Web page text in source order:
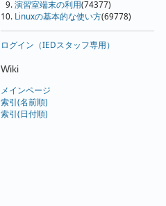
演習室端末の利用(74377)
Linuxの基本的な使い方(69778)
ログイン（IEDスタッフ専用）
Wiki
メインページ
索引(名前順)
索引(日付順)